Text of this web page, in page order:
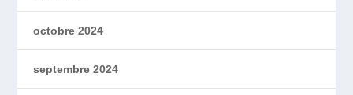
octobre 2024
septembre 2024